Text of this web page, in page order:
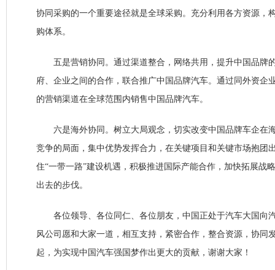
协同采购的一个重要途径就是全球采购。充分利用各方资源，
购体系。
五是营销协同。通过渠道整合，网络共用，提升中国品牌
府、企业之间的合作，联合推广中国品牌汽车。通过同外资企
的营销渠道在全球范围内销售中国品牌汽车。
六是海外协同。树立大局观念，切实改变中国品牌车企在
竞争的局面，集中优势发挥合力，在关键项目和关键市场抱团
住“一带一路”建设机遇，积极推进国际产能合作，加快拓展战
出去的步伐。
各位领导、各位同仁、各位朋友，中国正处于汽车大国向
风公司愿和大家一道，相互支持，紧密合作，整合资源，协同
起，为实现中国汽车强国梦作出更大的贡献，谢谢大家！